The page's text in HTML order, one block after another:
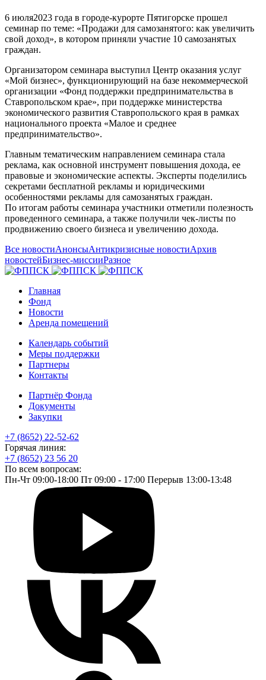
6 июля2023 года в городе-курорте Пятигорске прошел
семинар по теме: «Продажи для самозанятого: как увеличить
свой доход», в котором приняли участие 10 самозанятых
граждан.
Организатором семинара выступил Центр оказания услуг
«Мой бизнес», функционирующий на базе некоммерческой
организации «Фонд поддержки предпринимательства в
Ставропольском крае», при поддержке министерства
экономического развития Ставропольского края в рамках
национального проекта «Малое и среднее
предпринимательство».
Главным тематическим направлением семинара стала
реклама, как основной инструмент повышения дохода, ее
правовые и экономические аспекты. Эксперты поделились
секретами бесплатной рекламы и юридическими
особенностями рекламы для самозанятых граждан.
По итогам работы семинара участники отметили полезность
проведенного семинара, а также получили чек-листы по
продвижению своего бизнеса и увеличению дохода.
Все новостиАнонсыАнтикризисные новостиАрхив
новостейБизнес-миссииРазное
Главная
Фонд
Новости
Аренда помещений
Календарь событий
Меры поддержки
Партнеры
Контакты
Партнёр Фонда
Документы
Закупки
+7 (8652) 22-52-62
Горячая линия:
+7 (8652) 23 56 20
По всем вопросам:
Пн-Чт 09:00-18:00 Пт 09:00 - 17:00 Перерыв 13:00-13:48